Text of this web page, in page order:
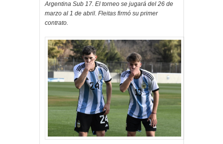
Argentina Sub 17. El torneo se jugará del 26 de
marzo al 1 de abril. Fleitas firmó su primer
contrato.